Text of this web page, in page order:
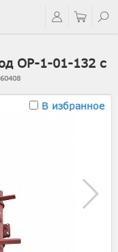
ОР-1-01-132 с
В избранное